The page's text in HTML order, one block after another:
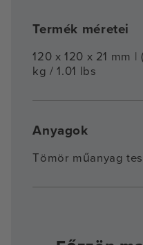
Termék méretei
120 x 120 x 21 mm |
kg / 1.01 lbs
Anyagok
Tömör műanyag